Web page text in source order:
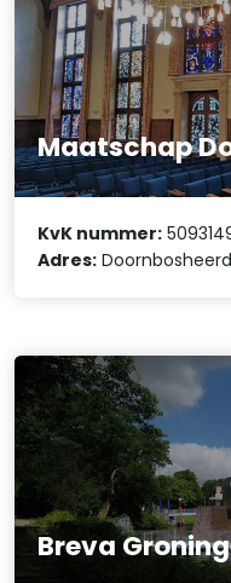
Maatschap
KvK nummer:
Adres:
Breva